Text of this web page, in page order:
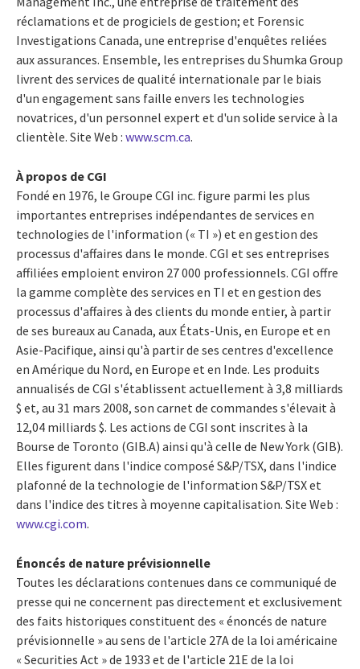
réclamations et de progiciels de gestion; et Forensic
Investigations Canada, une entreprise d'enquêtes reliées
aux assurances. Ensemble, les entreprises du Shumka Group
livrent des services de qualité internationale par le biais
d'un engagement sans faille envers les technologies
novatrices, d'un personnel expert et d'un solide service à la
clientèle. Site Web : www.scm.ca.
À propos de CGI
Fondé en 1976, le Groupe CGI inc. figure parmi les plus
importantes entreprises indépendantes de services en
technologies de l'information (« TI ») et en gestion des
processus d'affaires dans le monde. CGI et ses entreprises
affiliées emploient environ 27 000 professionnels. CGI offre
la gamme complète des services en TI et en gestion des
processus d'affaires à des clients du monde entier, à partir
de ses bureaux au Canada, aux États-Unis, en Europe et en
Asie-Pacifique, ainsi qu'à partir de ses centres d'excellence
en Amérique du Nord, en Europe et en Inde. Les produits
annualisés de CGI s'établissent actuellement à 3,8 milliards
$ et, au 31 mars 2008, son carnet de commandes s'élevait à
12,04 milliards $. Les actions de CGI sont inscrites à la
Bourse de Toronto (GIB.A) ainsi qu'à celle de New York (GIB).
Elles figurent dans l'indice composé S&P/TSX, dans l'indice
plafonné de la technologie de l'information S&P/TSX et
dans l'indice des titres à moyenne capitalisation. Site Web :
www.cgi.com.
Énoncés de nature prévisionnelle
Toutes les déclarations contenues dans ce communiqué de
presse qui ne concernent pas directement et exclusivement
des faits historiques constituent des « énoncés de nature
prévisionnelle » au sens de l'article 27A de la loi américaine
« Securities Act » de 1933 et de l'article 21E de la loi